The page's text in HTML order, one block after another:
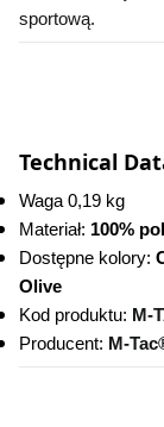
sportową.
Technical
Waga 0,19 kg
Materiał: 100%
Dostępne kolory:
Olive
Kod produktu: M-
Producent: M-